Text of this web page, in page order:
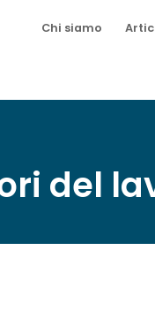
Chi siamo
del